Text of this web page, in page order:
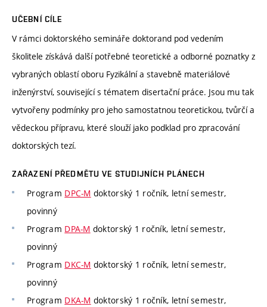
UČEBNÍ CÍLE
V rámci doktorského semináře doktorand pod vedením
školitele získává další potřebné teoretické a odborné poznatky z
vybraných oblastí oboru Fyzikální a stavebně materiálové
inženýrství, související s tématem disertační práce. Jsou mu tak
vytvořeny podmínky pro jeho samostatnou teoretickou, tvůrčí a
vědeckou přípravu, které slouží jako podklad pro zpracování
doktorských tezí.
ZAŘAZENÍ PŘEDMĚTU VE STUDIJNÍCH PLÁNECH
Program DPC-M doktorský 1 ročník, letní semestr,
povinný
Program DPA-M doktorský 1 ročník, letní semestr,
povinný
Program DKC-M doktorský 1 ročník, letní semestr,
povinný
Program DKA-M doktorský 1 ročník, letní semestr,